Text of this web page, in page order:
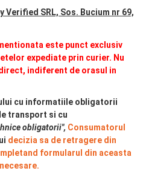
Verified SRL, Sos. Bucium nr 69,
este punct exclusiv
expediate prin curier. Nu
indiferent de orasul in
cu informatiile obligatorii
transport si cu
obligatorii", Consumatorul
decizia sa de retragere din
formularul din aceasta